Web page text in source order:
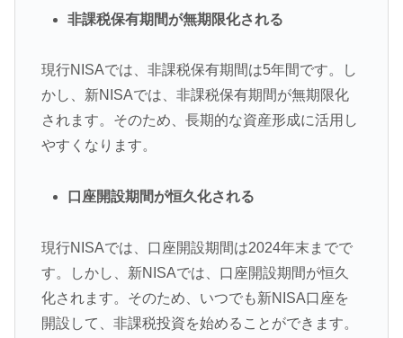
非課税保有期間が無期限化される
現行NISAでは、非課税保有期間は5年間です。し
かし、新NISAでは、非課税保有期間が無期限化
されます。そのため、長期的な資産形成に活用し
やすくなります。
口座開設期間が恒久化される
現行NISAでは、口座開設期間は2024年末までで
す。しかし、新NISAでは、口座開設期間が恒久
化されます。そのため、いつでも新NISA口座を
開設して、非課税投資を始めることができます。